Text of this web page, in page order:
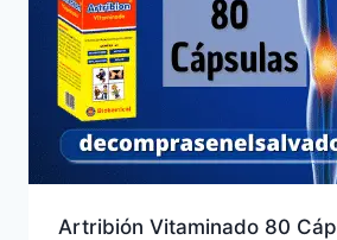
Artribión Vitaminado 80